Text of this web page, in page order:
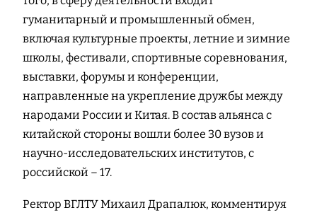
гуманитарный и промышленный обмен,
включая культурные проекты, летние и зимние
школы, фестивали, спортивные соревнования,
выставки, форумы и конференции,
направленные на укрепление дружбы между
народами России и Китая. В состав альянса с
китайской стороны вошли более 30 вузов и
научно-исследовательских институтов, с
российской – 17.
Ректор ВГЛТУ Михаил Драпалюк, комментируя